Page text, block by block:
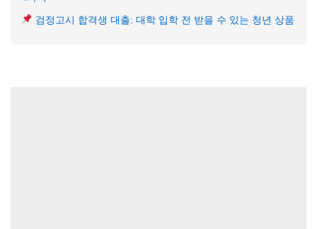
검정고시 합격생 대출: 대학 입학 전 받을 수 있는 청년 상품